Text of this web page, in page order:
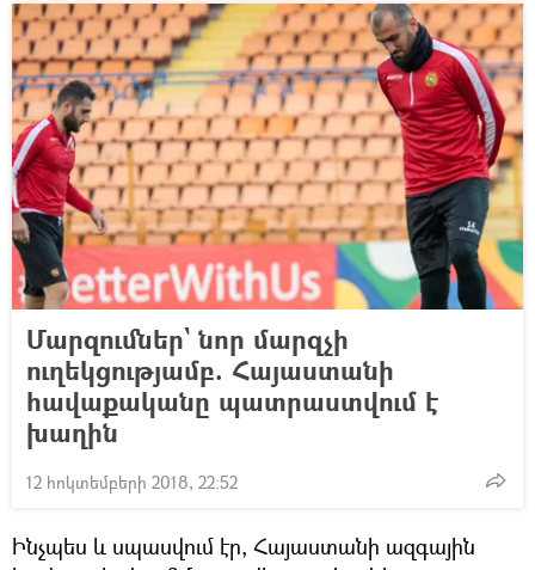
Մարզումներ` նոր մարզչի
ուղեկցությամբ. Հայաստանի
հավաքականը պատրաստվում է
խաղին
12 հոկտեմբերի 2018, 22:52
Ինչպես և սպասվում էր, Հայաստանի ազգային